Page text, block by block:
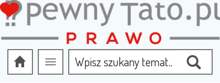
Przełącz
nawigację